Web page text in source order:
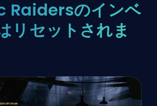
Raidersのインベ
リセットされま